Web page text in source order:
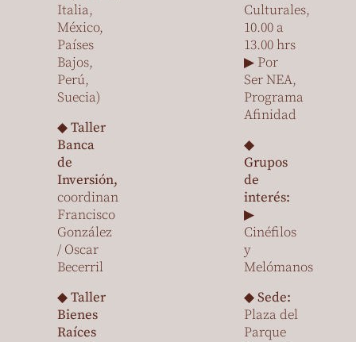
Italia,
México,
Países
Bajos,
Perú,
Suecia)
◆Taller
Banca
de
Inversión,
coordinan
Francisco
González
/ Oscar
Becerril
◆Taller
Bienes
Raíces
Culturales,
10.00 a
13.00 hrs
▶ Por
Ser NEA,
Programa
Afinidad
◆
Grupos
de
interés:
▶
Cinéfilos
y
Melómanos
◆Sede:
Plaza del
Parque